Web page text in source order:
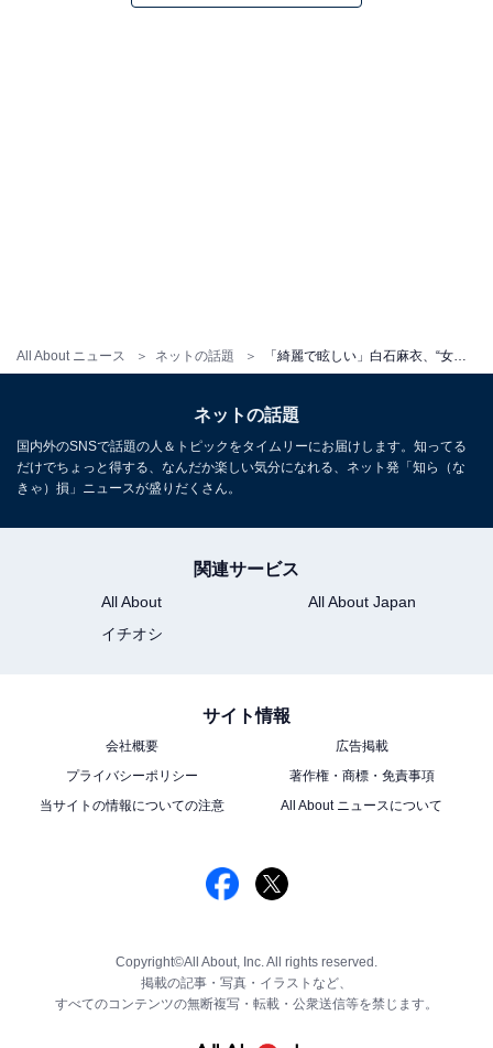
All About ニュース ネットの話題
ネットの話題
国内外のSNSで話題の人＆トピックをタイムリーにお届けします。知ってる
だけでちょっと得する、なんだか楽しい気分になれる、ネット発「知ら（な
きゃ）損」ニュースが盛りだくさん。
関連サービス
All About
All About Japan
イチオシ
サイト情報
会社概要
広告掲載
プライバシーポリシー
著作権・商標・免責事項
当サイトの情報についての注意
All About ニュースについて
Copyright©All About, Inc. All rights reserved.
掲載の記事・写真・イラストなど、
すべてのコンテンツの無断複写・転載・公衆送信等を禁じます。